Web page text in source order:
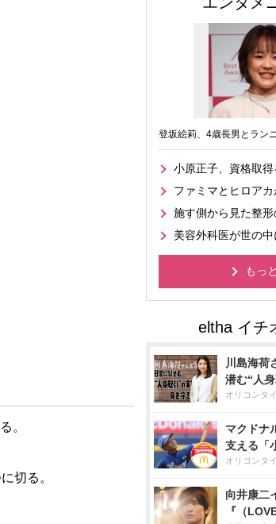
。
切る。
登坂絵莉、4歳長男とラン
小原正子、資格取
ファミマとヒロア
施す側から見た整
美容外科医が世の中
もっ
川島海荷
潜む“人
オリコンタ
マクドナ
支える「
オリコンタ
向井康二
『（